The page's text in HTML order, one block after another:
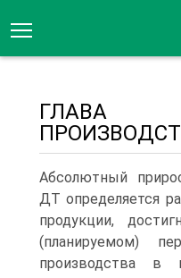
ГЛАВА
Абсолютный
ДТ определяется
продукции,
(планируемом)
производства в